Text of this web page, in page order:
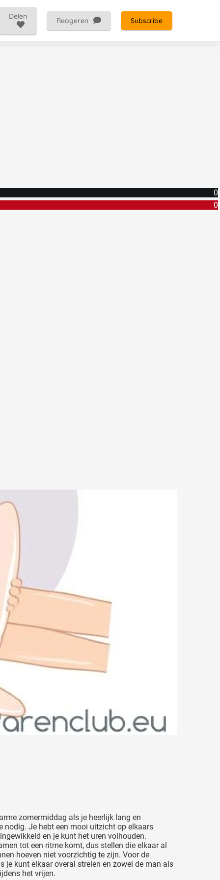
Delen Reageren Subscribe
0
0
zomermiddag als je heerlijk lang en
nodig. Je hebt een mooi uitzicht op elkaars
en je kunt het uren volhouden.
tot een ritme komt, dus stellen die elkaar al
hoeven niet voorzichtig te zijn. Voor de
je kunt elkaar overal strelen en zowel de man als
het vrijen.